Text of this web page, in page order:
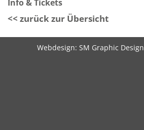
Info & Tickets
<< zurück zur Übersicht
Webdesign: SM Graphic Design